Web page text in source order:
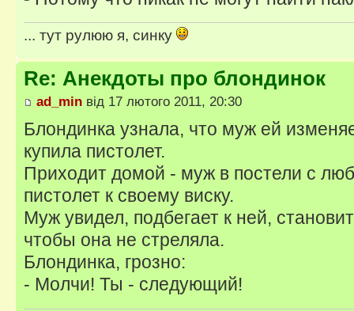
... тут рулюю я, синку
Re: Анекдоты про блондинок
ad_min від 17 лютого 2011, 20:30
Блондинка узнала, что муж ей
купила пистолет.
Приходит домой - муж в постели с
пистолет к своему виску.
Муж увидел, подбегает к ней,
чтобы она не стреляла.
Блондинка, грозно:
- Молчи! Ты - следующий!